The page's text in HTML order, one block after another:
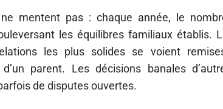
mentent pas : chaque année, le
les équilibres familiaux établis.
les plus solides se voient
d’un parent. Les décisions banales
de disputes ouvertes.